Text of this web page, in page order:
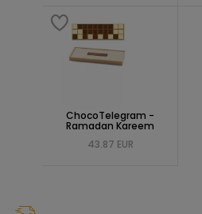
ChocoTelegram -
Ramadan Kareem
43.87 EUR